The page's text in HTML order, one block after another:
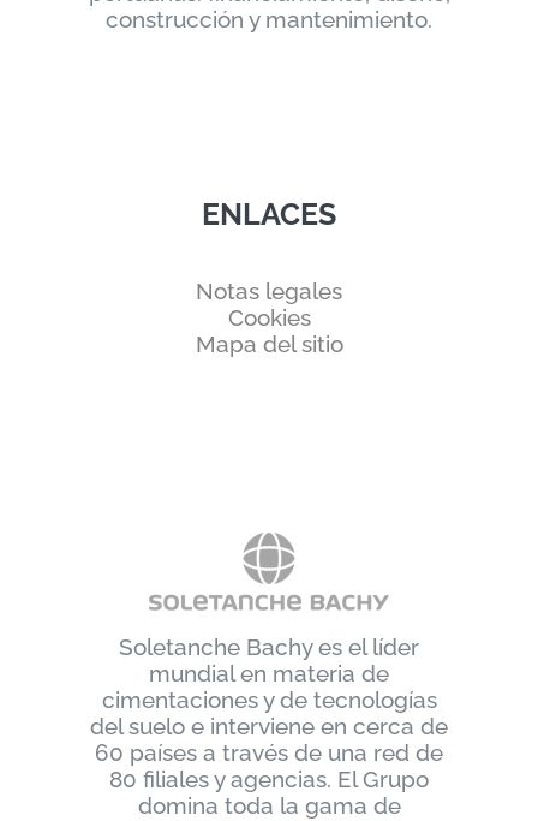
construcción y mantenimiento.
ENLACES
Notas legales
Cookies
Mapa del sitio
Soletanche Bachy es el líder
mundial en materia de
cimentaciones y de tecnologías
del suelo e interviene en cerca de
60 países a través de una red de
80 filiales y agencias. El Grupo
domina toda la gama de